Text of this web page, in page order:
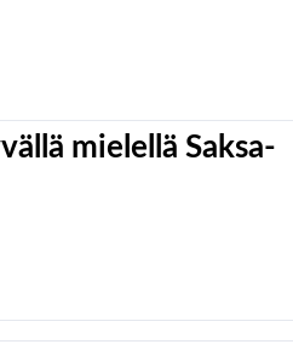
mielellä Saksa-